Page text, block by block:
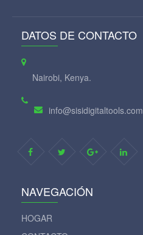
DATOS DE CONTACTO
Nairobi, Kenya.
info@sisidigitaltools.com
NAVEGACIÓN
HOGAR